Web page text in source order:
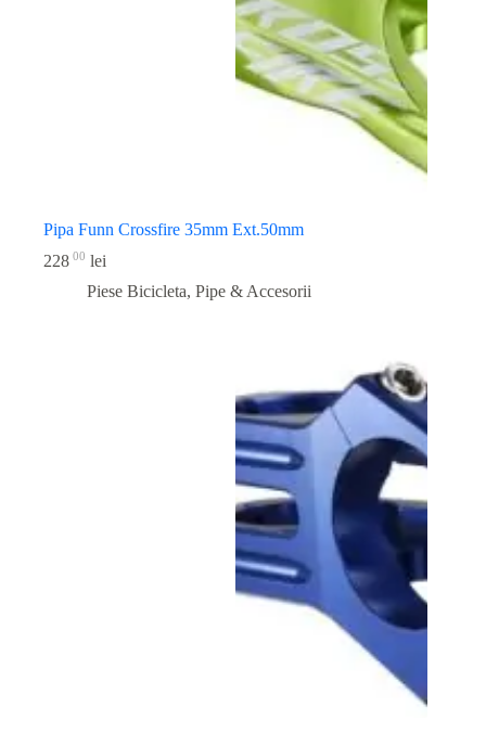
Pipa Funn Crossfire 35mm Ext.50mm
228 00 lei
Piese Bicicleta, Pipe & Accesorii